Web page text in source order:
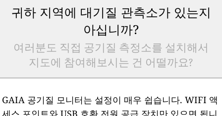
귀하 지역에 대기질 관측소가 있는지
아십니까?
여러분도 직접 공기질 측정소를 설치해서
지도에 참여해보시는 건 어떨까요?
GAIA 공기질 모니터는 설정이 매우 쉽습니다. WIFI 액
세스 포인트와 USB 호환 전원 공급 장치만 있으면 됩니